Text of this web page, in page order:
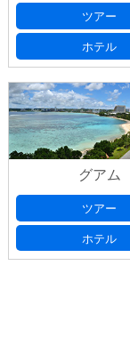
ツアー
ホテル
グアム
ツアー
ホテル